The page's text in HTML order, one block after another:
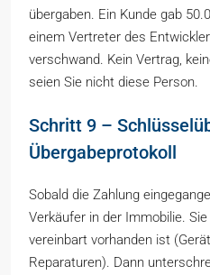
übergaben. Ein Kunde gab
einem Vertreter des
verschwand. Kein Vertrag,
seien Sie nicht diese Person.
Schritt 9 –
Übergabeprotokoll
Sobald die Zahlung
Verkäufer in der Immobilie.
vereinbart vorhanden ist
Reparaturen). Dann